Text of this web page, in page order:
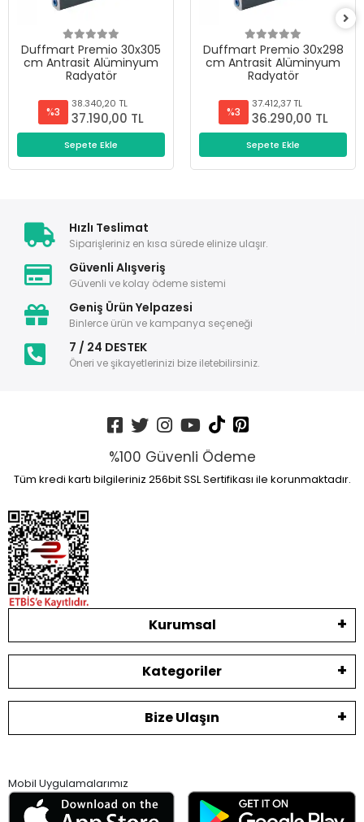
Duffmart Premio 30x305
cm Antrasit Alüminyum
Radyatör
%3
38.340,20 TL
37.190,00 TL
Sepete Ekle
Duffmart Premio 30x298
cm Antrasit Alüminyum
Radyatör
%3
37.412,37 TL
36.290,00 TL
Sepete Ekle
Hızlı Teslimat
Siparişleriniz en kısa sürede elinize ulaşır.
Güvenli Alışveriş
Güvenli ve kolay ödeme sistemi
Geniş Ürün Yelpazesi
Binlerce ürün ve kampanya seçeneği
7 / 24 DESTEK
Öneri ve şikayetlerinizi bize iletebilirsiniz.
%100 Güvenli Ödeme
Tüm kredi kartı bilgileriniz 256bit SSL Sertifikası ile korunmaktadır.
Kurumsal
Kategoriler
Bize Ulaşın
Mobil Uygulamalarımız